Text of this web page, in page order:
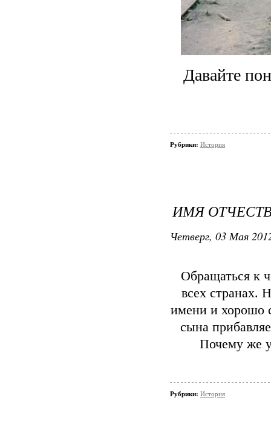
Давайте
Рубрики: История
ИМЯ
Четверг, 03 Мая
Обращаться к
всех странах.
имени и хорошо
сына
Почему же
Рубрики: История